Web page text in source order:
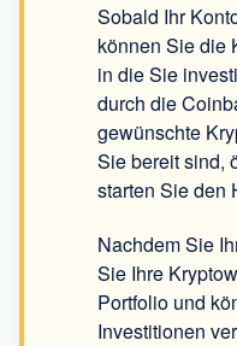
Sobald Ihr
können Sie die
in die Sie
durch die
gewünschte
Sie bereit sind,
starten Sie den
Nachdem Sie
Sie Ihre
Portfolio und
Investitionen